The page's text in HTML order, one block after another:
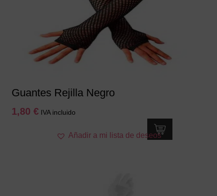
Guantes Rejilla Negro
1,80 € IVA incluido
Añadir a mi lista de deseos